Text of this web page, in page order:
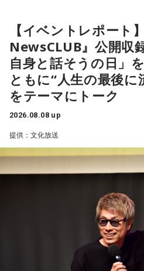
【イベントレポート
NewsCLUB』公開収
自身と話そうの日」
ともに“人生の最後
をテーマにトーク
2026.08.08 up
提供：文化放送